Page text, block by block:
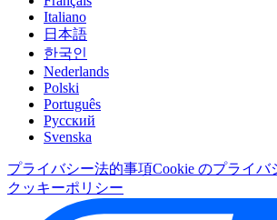
Italiano
日本語
한국인
Nederlands
Polski
Português
Pусский
Svenska
プライバシー法的事項Cookie のプライ
クッキーポリシー